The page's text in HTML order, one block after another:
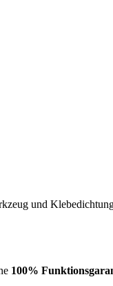
und
100%